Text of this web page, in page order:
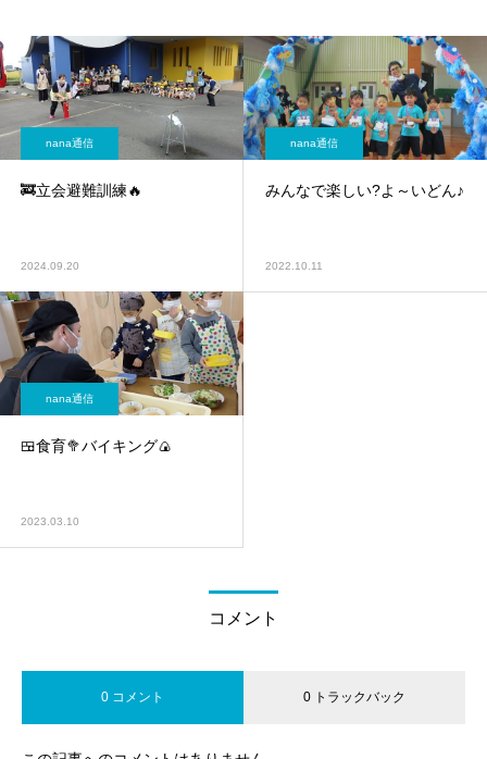
nana通信
🚒立会避難訓練🔥
2024.09.20
nana通信
みんなで楽しい?よ～いどん♪
2022.10.11
nana通信
🍱食育🥦バイキング🍙
2023.03.10
コメント
0 コメント 0 トラックバック